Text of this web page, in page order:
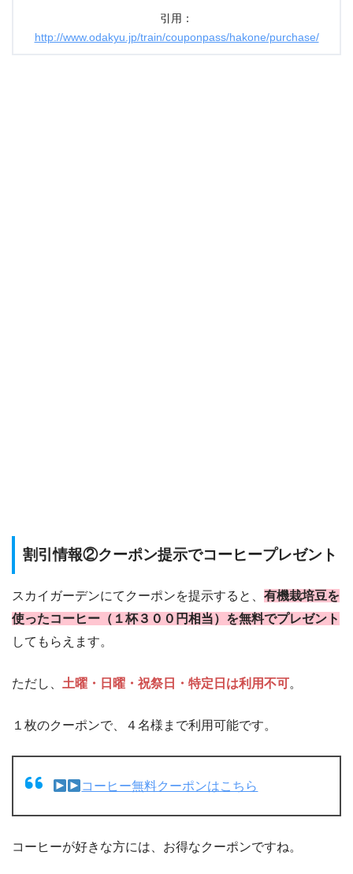
引用：
http://www.odakyu.jp/train/couponpass/hakone/purchase/
割引情報②クーポン提示でコーヒープレゼント
スカイガーデンにてクーポンを提示すると、 有機栽培豆を
使ったコーヒー（１杯３００円相当）を無料でプレゼント
してもらえます。
ただし、 土曜・日曜・祝祭日・特定日は利用不可。
１枚のクーポンで、４名様まで利用可能です。
コーヒー無料クーポンはこちら
コーヒーが好きな方には、お得なクーポンですね。